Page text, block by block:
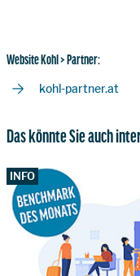
Website Kohl > Partner:
kohl-partner.at
Das könnte Sie auch
INFO